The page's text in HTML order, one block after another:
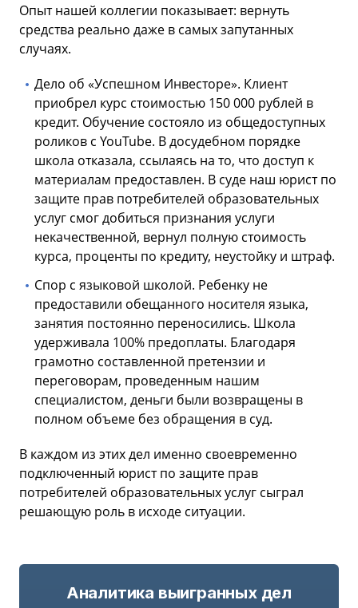
Опыт нашей коллегии показывает: вернуть
средства реально даже в самых запутанных
случаях.
Дело об «Успешном Инвесторе». Клиент
приобрел курс стоимостью 150 000 рублей в
кредит. Обучение состояло из общедоступных
роликов с YouTube. В досудебном порядке
школа отказала, ссылаясь на то, что доступ к
материалам предоставлен. В суде наш юрист по
защите прав потребителей образовательных
услуг смог добиться признания услуги
некачественной, вернул полную стоимость
курса, проценты по кредиту, неустойку и штраф.
Спор с языковой школой. Ребенку не
предоставили обещанного носителя языка,
занятия постоянно переносились. Школа
удерживала 100% предоплаты. Благодаря
грамотно составленной претензии и
переговорам, проведенным нашим
специалистом, деньги были возвращены в
полном объеме без обращения в суд.
В каждом из этих дел именно своевременно
подключенный юрист по защите прав
потребителей образовательных услуг сыграл
решающую роль в исходе ситуации.
Аналитика выигранных дел